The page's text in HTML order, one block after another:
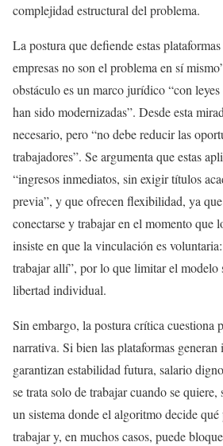
complejidad estructural del problema.
La postura que defiende estas
empresas no son el problema en sí
obstáculo es un marco jurídico “con
han sido modernizadas”. Desde esta
necesario, pero “no debe reducir las
trabajadores”. Se argumenta que estas
“ingresos inmediatos, sin exigir títulos
previa”, y que ofrecen flexibilidad, ya que
conectarse y trabajar en el momento que
insiste en que la vinculación es
trabajar allí”, por lo que limitar el modelo
libertad individual.
Sin embargo, la postura crítica cuestiona
narrativa. Si bien las plataformas generan
garantizan estabilidad futura, salario
se trata solo de trabajar cuando se
un sistema donde el algoritmo decide
trabajar y, en muchos casos, puede